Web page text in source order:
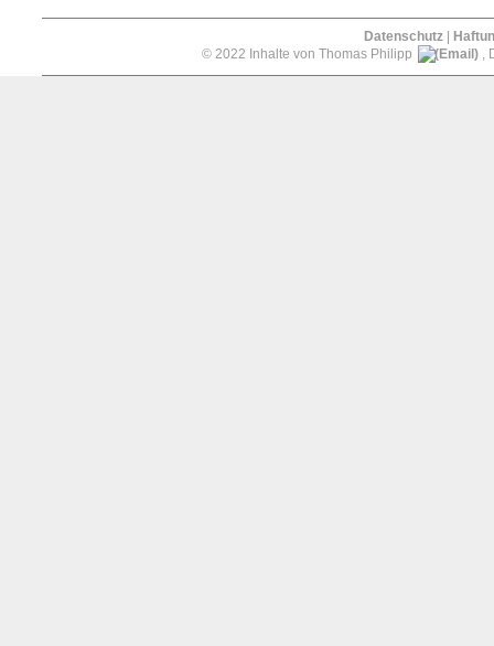
Datenschutz |
© 2022 Inhalte von Thomas Philipp
,